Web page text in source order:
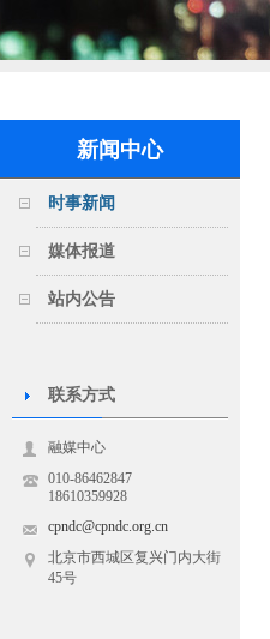
新闻中心
时事新闻
媒体报道
站内公告
联系方式
融媒中心
010-86462847
18610359928
cpndc@cpndc.org.cn
北京市西城区复兴门内大街
45号